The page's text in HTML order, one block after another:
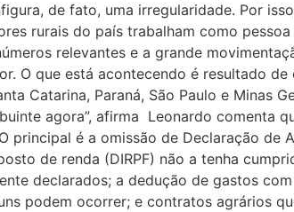
de fato, uma irregularidade. Por
rurais do país trabalham como
relevantes e a grande
O que está acontecendo é resultado de
Catarina, Paraná, São Paulo e Minas
agora”, afirma Leonardo comenta
é a omissão de Declaração de
de renda (DIRPF) não a tenha
declarados; a dedução de gastos
podem ocorrer; e contratos agrários